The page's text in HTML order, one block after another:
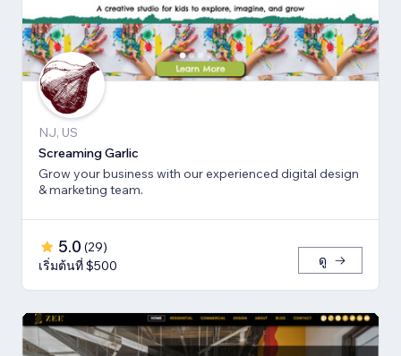
NJ, US
Screaming Garlic
Grow your business with our experienced digital design
& marketing team.
5.0 (29)
เริ่มต้นที่ $500
ดู